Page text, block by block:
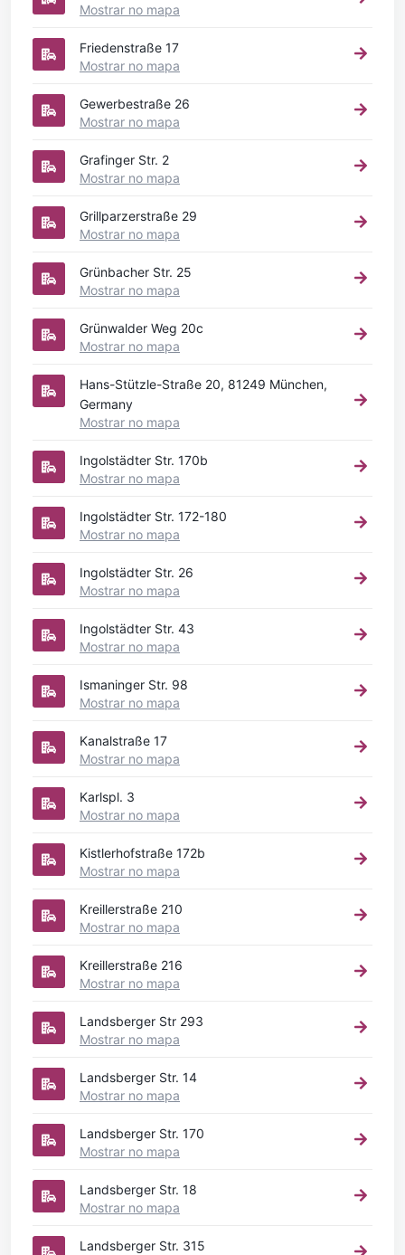
Mostrar no mapa
Friedenstraße 17
Mostrar no mapa
Gewerbestraße 26
Mostrar no mapa
Grafinger Str. 2
Mostrar no mapa
Grillparzerstraße 29
Mostrar no mapa
Grünbacher Str. 25
Mostrar no mapa
Grünwalder Weg 20c
Mostrar no mapa
Hans-Stützle-Straße 20, 81249 München,
Germany
Mostrar no mapa
Ingolstädter Str. 170b
Mostrar no mapa
Ingolstädter Str. 172-180
Mostrar no mapa
Ingolstädter Str. 26
Mostrar no mapa
Ingolstädter Str. 43
Mostrar no mapa
Ismaninger Str. 98
Mostrar no mapa
Kanalstraße 17
Mostrar no mapa
Karlspl. 3
Mostrar no mapa
Kistlerhofstraße 172b
Mostrar no mapa
Kreillerstraße 210
Mostrar no mapa
Kreillerstraße 216
Mostrar no mapa
Landsberger Str 293
Mostrar no mapa
Landsberger Str. 14
Mostrar no mapa
Landsberger Str. 170
Mostrar no mapa
Landsberger Str. 18
Mostrar no mapa
Landsberger Str. 315